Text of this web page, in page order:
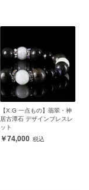
【X.G 一点もの】翡翠・神
居古潭石 デザインブレスレ
ット
74,000